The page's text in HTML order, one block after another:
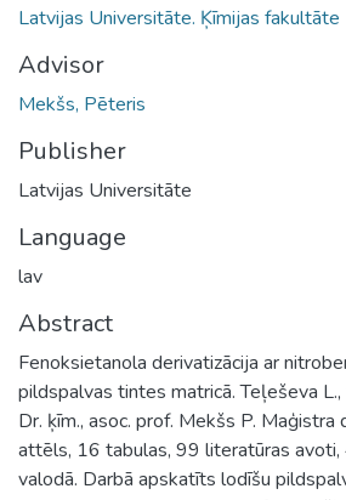
Latvijas Universitāte. Ķīmijas fakultāte
Advisor
Mekšs, Pēteris
Publisher
Latvijas Universitāte
Language
lav
Abstract
Fenoksietanola derivatizācija ar
pildspalvas tintes matricā. Teļeševa
Dr. ķīm., asoc. prof. Mekšs P.
attēls, 16 tabulas, 99 literatūras avoti,
valodā. Darbā apskatīts lodīšu